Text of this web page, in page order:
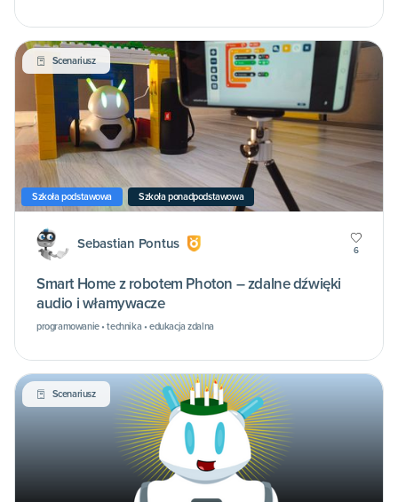
Scenariusz
Szkoła podstawowa Szkoła ponadpodstawowa
Sebastian Pontus 6
Smart Home z robotem Photon – zdalne dźwięki
audio i włamywacze
programowanie • technika • edukacja zdalna
Scenariusz